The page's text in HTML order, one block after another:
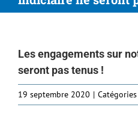
Les engagements sur
seront pas tenus !
19 septembre 2020 |